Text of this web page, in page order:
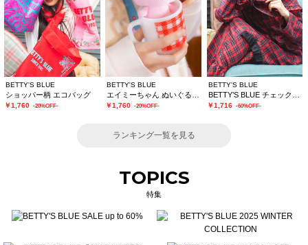
BETTY'S BLUE
ショッパー柄 エコバッグ
￥1,760 -20%OFF-
BETTY'S BLUE
￥1,760 -20%OFF-
BETTY'S BLUE
￥1,716 -60%OFF-
ランキング一覧を見る
TOPICS
特集